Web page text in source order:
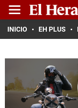
INICIO EH PLUS